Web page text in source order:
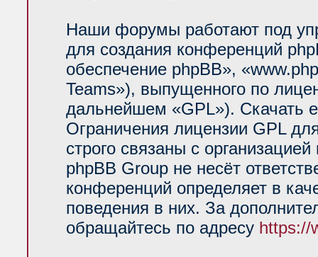
Наши форумы работают под
для создания конференций
обеспечение phpBB»,
Teams»), выпущенного по
дальнейшем «GPL»). Скачать
Ограничения лицензии GPL
строго связаны с
phpBB Group не несёт
конференций определяет в
поведения в них. За
обращайтесь по адресу https://